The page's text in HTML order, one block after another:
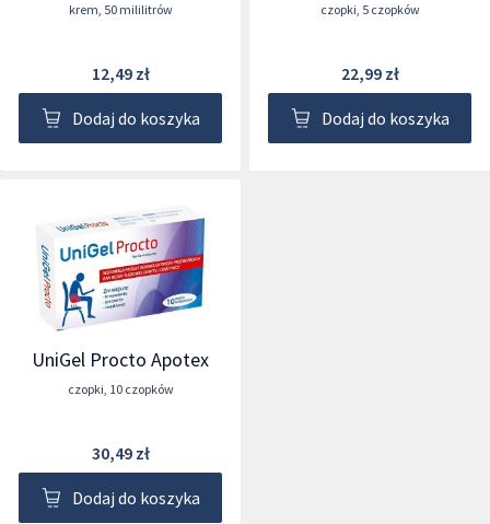
krem, 50 mililitrów
12,49 zł
Dodaj do koszyka
czopki, 5 czopków
22,99 zł
Dodaj do koszyka
UniGel Procto Apotex
czopki, 10 czopków
30,49 zł
Dodaj do koszyka